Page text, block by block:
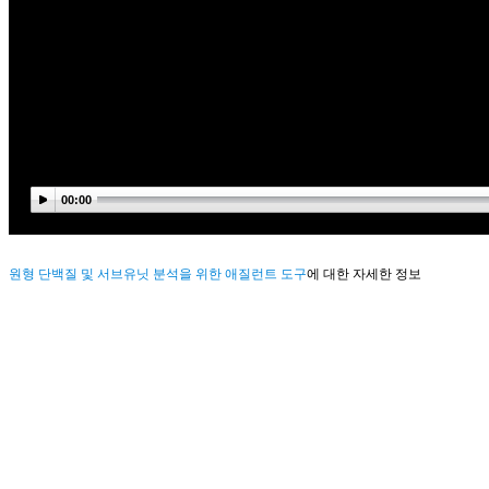
00:00
원형 단백질 및 서브유닛 분석을 위한 애질런트 도구에 대한 자세한 정보